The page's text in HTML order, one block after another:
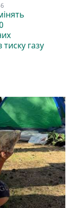
тиску газу